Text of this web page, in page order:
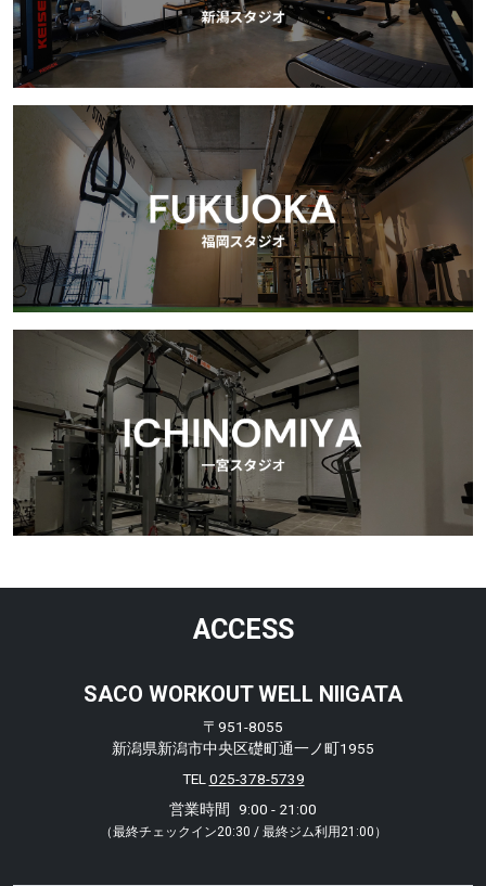
ACCESS
SACO WORKOUT WELL NIIGATA
〒951-8055
新潟県新潟市中央区礎町通一ノ町1955
TEL025-378-5739
営業時間
9:00 - 21:00
（最終チェックイン20:30 / 最終ジム利用21:00）